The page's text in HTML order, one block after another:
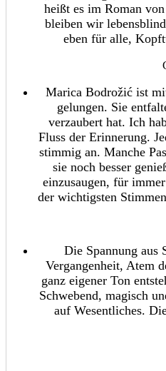
heißt es im Roman
bleiben wir
eben für alle,
Marica Bodrožić ist
gelungen. Sie
verzaubert hat. Ich
Fluss der Erinnerung.
stimmig an. Manche
sie noch besser
einzusaugen, für
der wichtigsten
Die Spannung aus
Vergangenheit, Atem
ganz eigener Ton
Schwebend, magisch
auf Wesentliches.